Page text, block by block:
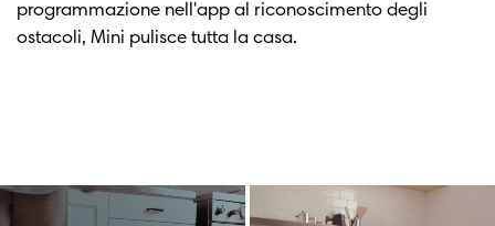
programmazione nell'app al riconoscimento degli
ostacoli, Mini pulisce tutta la casa.